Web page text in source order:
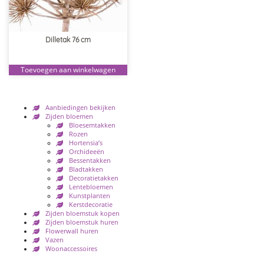
Aanbiedingen bekijken
Zijden bloemen
Bloesemtakken
Rozen
Hortensia’s
Orchideeën
Bessentakken
Bladtakken
Decoratietakken
Lentebloemen
Kunstplanten
Kerstdecoratie
Zijden bloemstuk kopen
Zijden bloemstuk huren
Flowerwall huren
Vazen
Woonaccessoires
Dilletak 76 cm
Toevoegen aan winkelwagen